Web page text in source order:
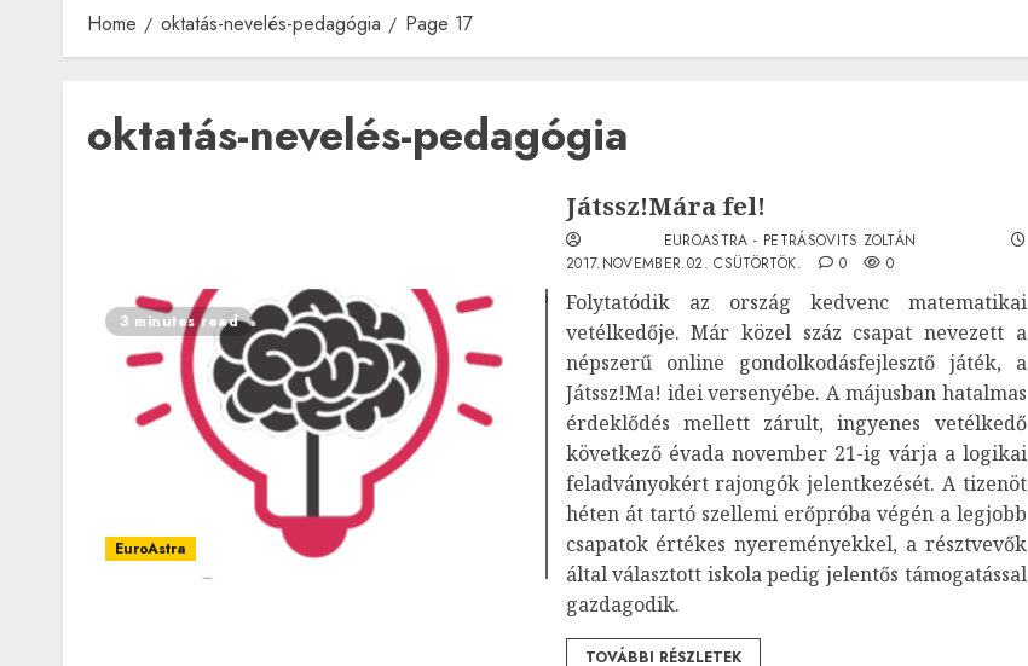
Home oktatás-nevelés-pedagógia Page 17
oktatás-nevelés-pedagógia
3 minutes read
EuroAstra
Játssz!Mára fel!
EUROASTRA - PETRÁSOVITS ZOLTÁN
2017.NOVEMBER.02. CSÜTÖRTÖK.
0 0
Folytatódik az ország kedvenc matematikai
vetélkedője. Már közel száz csapat nevezett a
népszerű online gondolkodásfejlesztő játék, a
Játssz!Ma! idei versenyébe. A májusban hatalmas
érdeklődés mellett zárult, ingyenes vetélkedő
következő évada november 21-ig várja a logikai
feladványokért rajongók jelentkezését. A tizenöt
héten át tartó szellemi erőpróba végén a legjobb
csapatok értékes nyereményekkel, a résztvevők
által választott iskola pedig jelentős támogatással
gazdagodik.
TOVÁBBI RÉSZLETEK